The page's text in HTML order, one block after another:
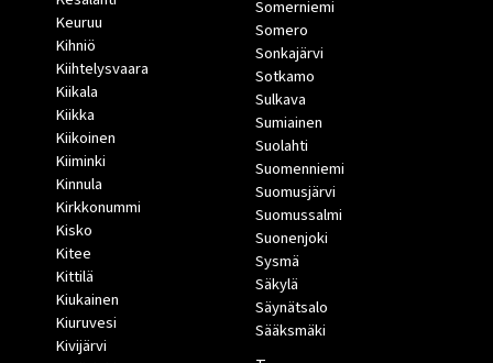
Keuruu
Kihniö
Kiihtelysvaara
Kiikala
Kiikka
Kiikoinen
Kiiminki
Kinnula
Kirkkonummi
Kisko
Kitee
Kittilä
Kiukainen
Kiuruvesi
Kivijärvi
Somerniemi
Somero
Sonkajärvi
Sotkamo
Sulkava
Sumiainen
Suolahti
Suomenniemi
Suomusjärvi
Suomussalmi
Suonenjoki
Sysmä
Säkylä
Säynätsalo
Sääksmäki